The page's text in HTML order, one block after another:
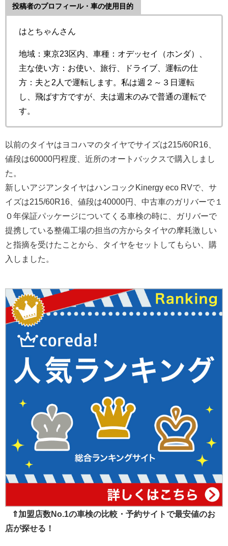
投稿者のプロフィール・車の使用目的
はとちゃんさん
地域：東京23区内、車種：オデッセイ（ホンダ）、
主な使い方：お使い、旅行、ドライブ、運転の仕
方：夫と2人で運転します。私は週２～３日運転
し、飛ばす方ですが、夫は週末のみで普通の運転で
す。
以前のタイヤはヨコハマのタイヤでサイズは215/60R16、
値段は60000円程度、近所のオートバックスで購入しまし
た。
新しいアジアンタイヤはハンコックKinergy eco RVで、サ
イズは215/60R16、値段は40000円、中古車のガリバーで１
０年保証パッケージについてくる車検の時に、ガリバーで
提携している整備工場の担当の方からタイヤの摩耗激しい
と指摘を受けたことから、タイヤをセットしてもらい、購
入しました。
⇑加盟店数No.1の車検の比較・予約サイトで最安値のお
店が探せる！